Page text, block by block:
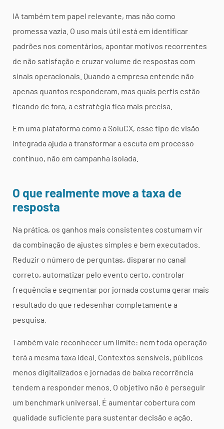
IA também tem papel relevante, mas não como
promessa vazia. O uso mais útil está em identificar
padrões nos comentários, apontar motivos recorrentes
de não satisfação e cruzar volume de respostas com
sinais operacionais. Quando a empresa entende não
apenas quantos responderam, mas quais perfis estão
ficando de fora, a estratégia fica mais precisa.
Em uma plataforma como a SoluCX, esse tipo de visão
integrada ajuda a transformar a escuta em processo
contínuo, não em campanha isolada.
O que realmente move a taxa de
resposta
Na prática, os ganhos mais consistentes costumam vir
da combinação de ajustes simples e bem executados.
Reduzir o número de perguntas, disparar no canal
correto, automatizar pelo evento certo, controlar
frequência e segmentar por jornada costuma gerar mais
resultado do que redesenhar completamente a
pesquisa.
Também vale reconhecer um limite: nem toda operação
terá a mesma taxa ideal. Contextos sensíveis, públicos
menos digitalizados e jornadas de baixa recorrência
tendem a responder menos. O objetivo não é perseguir
um benchmark universal. É aumentar cobertura com
qualidade suficiente para sustentar decisão e ação.